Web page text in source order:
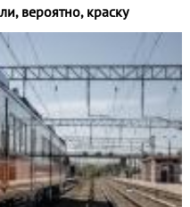
вероятно, краску